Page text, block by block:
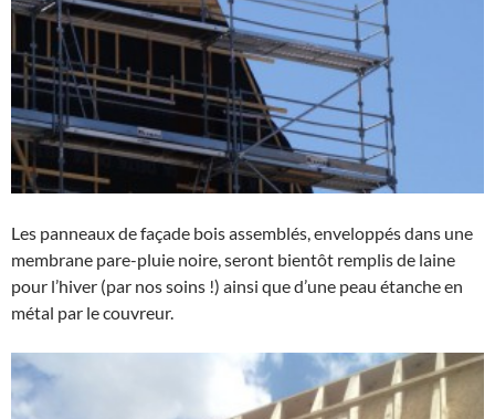
Les panneaux de façade bois assemblés, enveloppés dans une
membrane pare-pluie noire, seront bientôt remplis de laine
pour l’hiver (par nos soins !) ainsi que d’une peau étanche en
métal par le couvreur.